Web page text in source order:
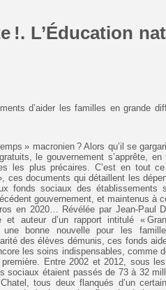
!. L’Éducation
d’aider les familles en grande
» macronien ? Alors qu’il se
le gouvernement s’apprête,
les plus précaires. C’est en tout
ces documents qui détaillent les
fonds sociaux des établissements
gouvernement, et maintenus à
en 2020… Révélée par Jean-Paul
et auteur d’un rapport intitulé «
une bonne nouvelle pour les
des élèves démunis, ces fonds
les soins indispensables, comme
Entre 2002 et 2012, sous
sociaux étaient passés de 73 à 32
tous deux flanqués d’un